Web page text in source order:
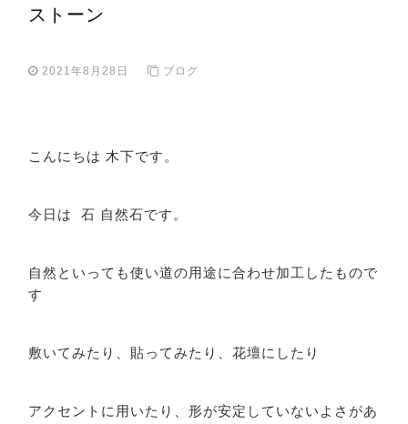
ストーン
2021年8月28日 ブログ
こんにちは 木下です。
今日は 石 自然石です。
自然といっても使い道の用途に合わせ加工したもので
す
敷いてみたり、貼ってみたり、花壇にしたり
アクセントに用いたり、形が安定していないよさがあ